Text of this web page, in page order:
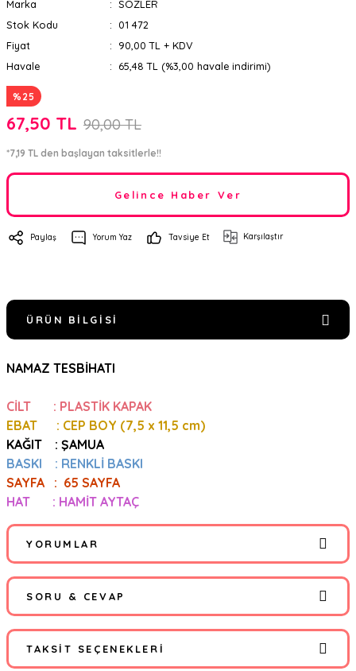
Marka
SÖZLER
Stok Kodu
01 472
Fiyat
90,00 TL + KDV
Havale
65,48 TL (%3,00 havale indirimi)
%25
67,50 TL 90,00 TL
*7,19 TL den başlayan taksitlerle!!
Gelince Haber Ver
Paylaş Yorum Yaz Tavsiye Et Karşılaştır
ÜRÜN BILGISI
NAMAZ TESBİHATI
CİLT : PLASTİK KAPAK
EBAT : CEP BOY (7,5 x 11,5 cm)
KAĞIT : ŞAMUA
BASKI : RENKLİ BASKI
SAYFA : 65 SAYFA
HAT : HAMİT AYTAÇ
YORUMLAR
Bu ürüne ilk yorumu siz yapın!
Yorum Yaz
SORU & CEVAP
Ürün hakkında henüz soru sorulmamış.
TAKSIT SEÇENEKLERI